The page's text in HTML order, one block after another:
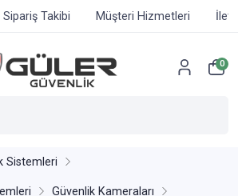
Sipariş Takibi Müşteri Hizmetleri
0
Sistemleri
Güvenlik Kameraları